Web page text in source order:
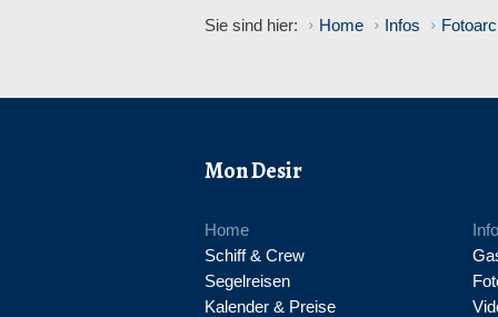
Sie sind hier: Home Infos
Mon Desir
Home
Schiff & Crew
Segelreisen
Kalender & Preise